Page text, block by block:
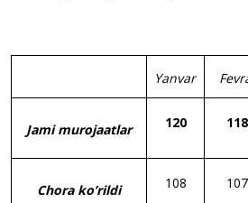
Yanvar
Jami murojaatlar 120 118
Chora ko’rildi 108 107